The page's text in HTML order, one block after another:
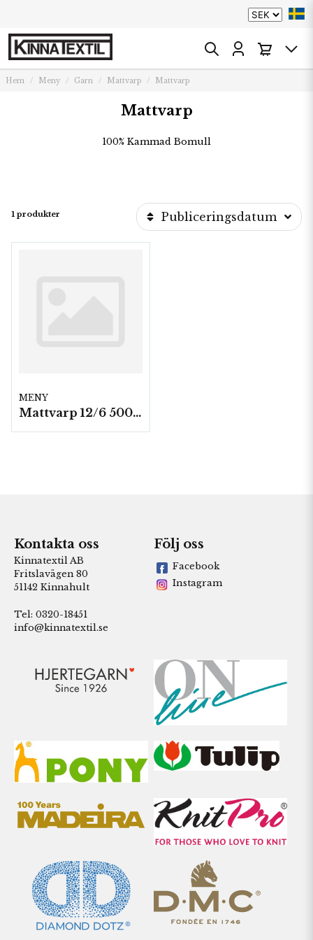
Hem Meny Garn Mattvarp Mattvarp
Mattvarp
100% Kammad Bomull
1 produkter Publiceringsdatum
MENY
Mattvarp 12/6 500g./ rulle (1400m)
Kontakta oss
Kinnatextil AB
Fritslavägen 80
51142 Kinnahult
Tel: 0320-18451
info@kinnatextil.se
Följ oss
Facebook
Instagram